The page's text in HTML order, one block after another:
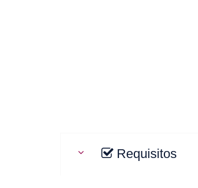
Requisitos